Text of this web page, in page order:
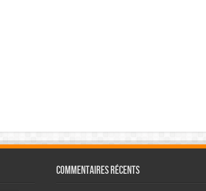
Commentaires récents